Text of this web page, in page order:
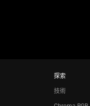
探索
技術